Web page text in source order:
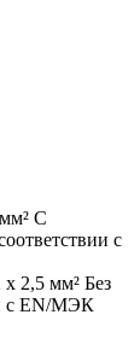
С
с
2,5 мм² Без
с EN/МЭК